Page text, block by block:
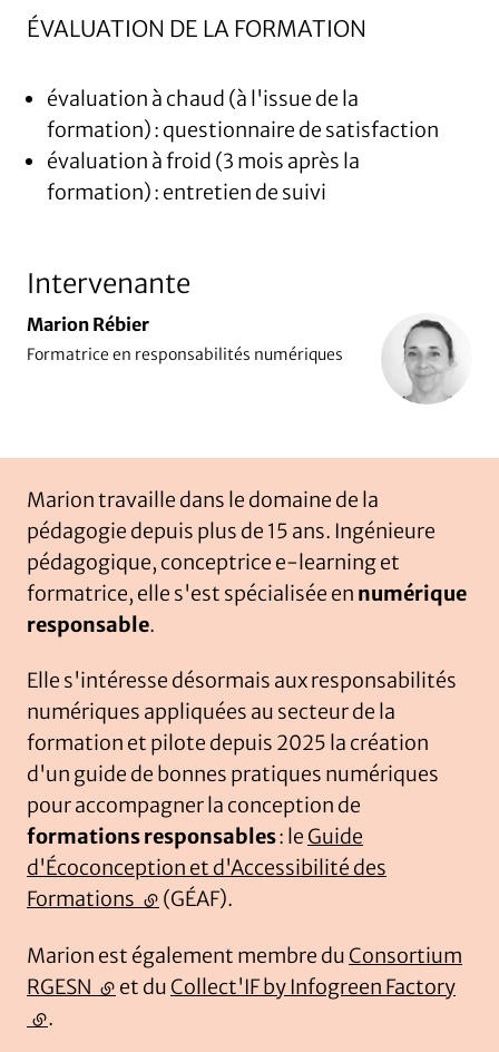
ÉVALUATION DE LA FORMATION
évaluation à chaud (à l'issue de la
formation) : questionnaire de satisfaction
évaluation à froid (3 mois après la
formation) : entretien de suivi
Intervenante
Marion Rébier
Formatrice en responsabilités numériques
Marion travaille dans le domaine de la
pédagogie depuis plus de 15 ans. Ingénieure
pédagogique, conceptrice e-learning et
formatrice, elle s'est spécialisée en numérique
responsable.
Elle s'intéresse désormais aux responsabilités
numériques appliquées au secteur de la
formation et pilote depuis 2025 la création
d'un guide de bonnes pratiques numériques
pour accompagner la conception de
formations responsables: le Guide
d'Écoconception et d'Accessibilité des
Formations (lien externe)
(GÉAF).
Marion est également membre du Consortium
RGESN (lien externe)
et du Collect'IF by Infogreen Factory
(lien externe)
.